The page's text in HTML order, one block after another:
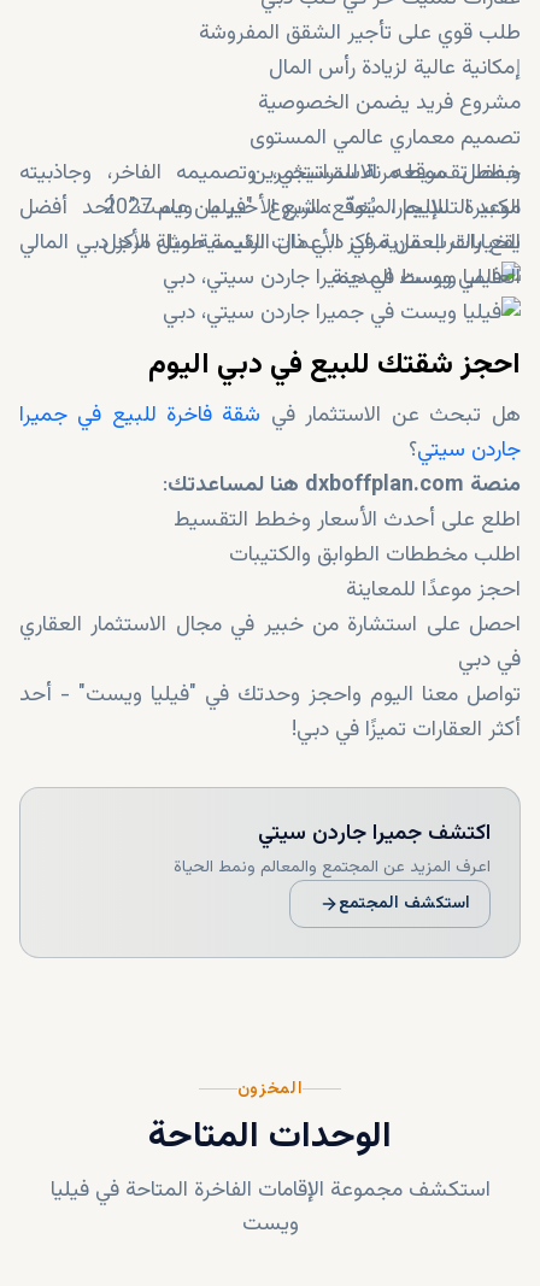
طلب قوي على تأجير الشقق المفروشة
إمكانية عالية لزيادة رأس المال
مشروع فريد يضمن الخصوصية
تصميم معماري عالمي المستوى
خطط تقسيط مرنة للمستثمرين
موعد التسليم المتوقع: الربع الأخير من عام 2027
يقع بالقرب من مراكز الأعمال الرئيسية مثل مركز دبي المالي
العالمي ووسط المدينة
وبفضل موقعه الاستراتيجي، وتصميمه الفاخر، وجاذبيته
الكبيرة للإيجار، يُعدّ مشروع "فيليا ويست" أحد أفضل
الخيارات العقارية في دبي ذات القيمة طويلة الأجل.
احجز شقتك للبيع في دبي اليوم
هل تبحث عن الاستثمار في شقة فاخرة للبيع في جميرا
جاردن سيتي؟
منصة dxboffplan.com هنا لمساعدتك
:
اطلع على أحدث الأسعار وخطط التقسيط
اطلب مخططات الطوابق والكتيبات
احجز موعدًا للمعاينة
احصل على استشارة من خبير في مجال الاستثمار العقاري
في دبي
تواصل معنا اليوم واحجز وحدتك في "فيليا ويست" - أحد
أكثر العقارات تميزًا في دبي!
اكتشف جميرا جاردن سيتي
اعرف المزيد عن المجتمع والمعالم ونمط الحياة
استكشف المجتمع
المخزون
الوحدات المتاحة
استكشف مجموعة الإقامات الفاخرة المتاحة في فيليا
ويست